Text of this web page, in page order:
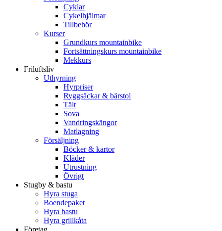
Cyklar
Cykelhjälmar
Tillbehör
Kurser
Grundkurs mountainbike
Fortsättningskurs mountainbike
Mekkurs
Friluftsliv
Uthyrning
Hyrpriser
Ryggsäckar & bärstol
Tält
Sova
Vandringskängor
Matlagning
Försäljning
Böcker & kartor
Kläder
Utrustning
Övrigt
Stugby & bastu
Hyra stuga
Boendepaket
Hyra bastu
Hyra grillkåta
Företag